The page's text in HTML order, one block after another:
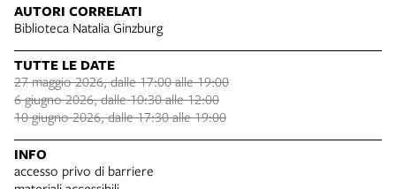
AUTORI CORRELATI
Biblioteca Natalia Ginzburg
TUTTE LE DATE
27 maggio 2026, dalle 17:00 alle 19:00
6 giugno 2026, dalle 10:30 alle 12:00
10 giugno 2026, dalle 17:30 alle 19:00
INFO
accesso privo di barriere